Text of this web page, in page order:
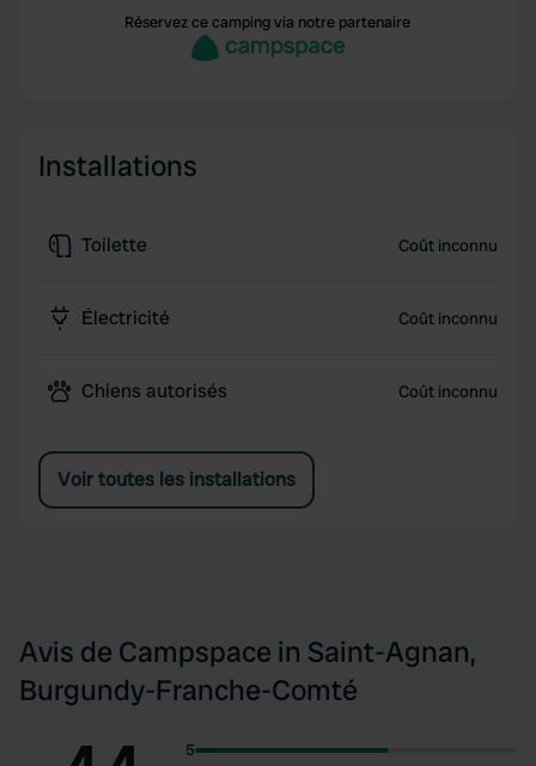
Réservez ce camping via notre partenaire
Installations
Toilette Coût inconnu
Électricité Coût inconnu
Chiens autorisés Coût inconnu
Voir toutes les installations
Avis de Campspace in Saint-Agnan,
Burgundy-Franche-Comté
5